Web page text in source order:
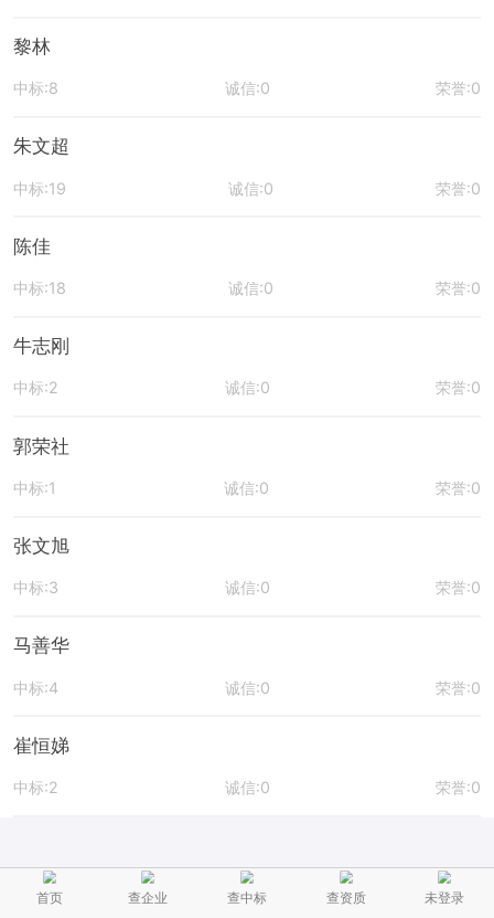
黎林
中标:8 诚信:0 荣誉:0
朱文超
中标:19 诚信:0 荣誉:0
陈佳
中标:18 诚信:0 荣誉:0
牛志刚
中标:2 诚信:0 荣誉:0
郭荣社
中标:1 诚信:0 荣誉:0
张文旭
中标:3 诚信:0 荣誉:0
马善华
中标:4 诚信:0 荣誉:0
崔恒娣
中标:2 诚信:0 荣誉:0
首页 查企业 查中标 查资质 未登录